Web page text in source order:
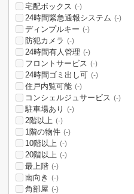
宅配ボックス (-)
24時間緊急通報システム (-)
ディンプルキー (-)
防犯カメラ (-)
24時間有人管理 (-)
フロントサービス (-)
24時間ゴミ出し可 (-)
住戸内覧可能 (-)
コンシェルジュサービス (-)
駐車場あり (-)
2階以上 (-)
1階の物件 (-)
10階以上 (-)
20階以上 (-)
最上階 (-)
南向き (-)
角部屋 (-)